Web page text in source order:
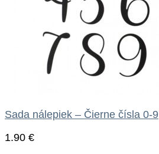
Sada nálepiek – Čierne čísla 0-9
1.90 €